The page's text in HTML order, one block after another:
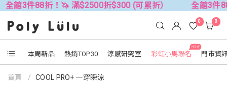
$2500折$300 (可累折） 全館3件88折！🦄 滿$2500
本周新品 熱銷TOP30 涼感研究室
NEW
彩虹小馬聯名 門市資
0 0
首頁 COOL PRO+ 一穿瞬涼